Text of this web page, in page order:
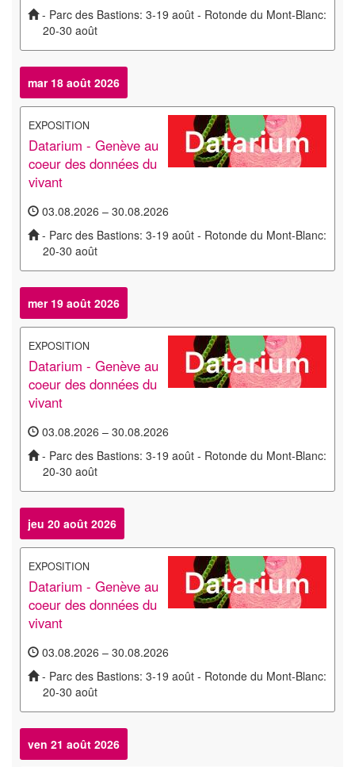
- Parc des Bastions: 3-19 août - Rotonde du Mont-Blanc:
20-30 août
mar 18 août 2026
EXPOSITION
Datarium - Genève au
coeur des données du
vivant
03.08.2026 – 30.08.2026
- Parc des Bastions: 3-19 août - Rotonde du Mont-Blanc:
20-30 août
mer 19 août 2026
EXPOSITION
Datarium - Genève au
coeur des données du
vivant
03.08.2026 – 30.08.2026
- Parc des Bastions: 3-19 août - Rotonde du Mont-Blanc:
20-30 août
jeu 20 août 2026
EXPOSITION
Datarium - Genève au
coeur des données du
vivant
03.08.2026 – 30.08.2026
- Parc des Bastions: 3-19 août - Rotonde du Mont-Blanc:
20-30 août
ven 21 août 2026